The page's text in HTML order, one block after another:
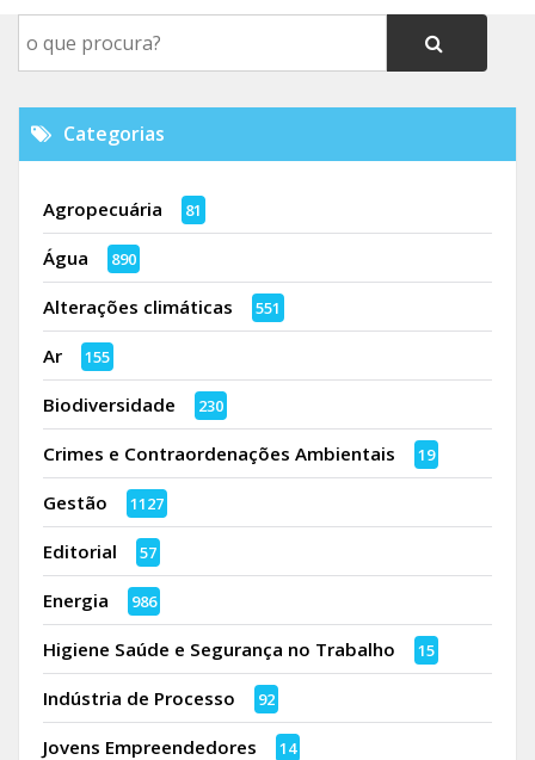
Categorias
Agropecuária 81
Água 890
Alterações climáticas 551
Ar 155
Biodiversidade 230
Crimes e Contraordenações Ambientais 19
Gestão 1127
Editorial 57
Energia 986
Higiene Saúde e Segurança no Trabalho 15
Indústria de Processo 92
Jovens Empreendedores 14